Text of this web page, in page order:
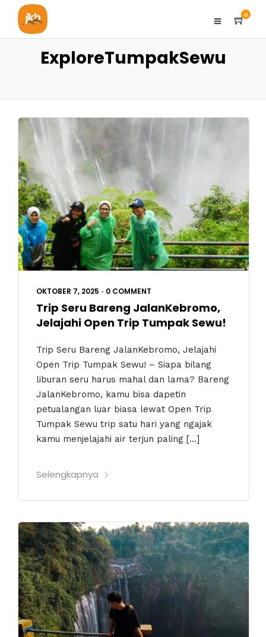
0
ExploreTumpakSewu
OKTOBER 7, 2025 • 0 COMMENT
Trip Seru Bareng JalanKebromo,
Jelajahi Open Trip Tumpak Sewu!
Trip Seru Bareng JalanKebromo, Jelajahi
Open Trip Tumpak Sewu! – Siapa bilang
liburan seru harus mahal dan lama? Bareng
JalanKebromo, kamu bisa dapetin
petualangan luar biasa lewat Open Trip
Tumpak Sewu trip satu hari yang ngajak
kamu menjelajahi air terjun paling […]
Selengkapnya